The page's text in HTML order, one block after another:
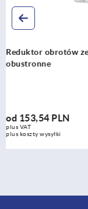
Kołnierze
od83,42
plus koszty